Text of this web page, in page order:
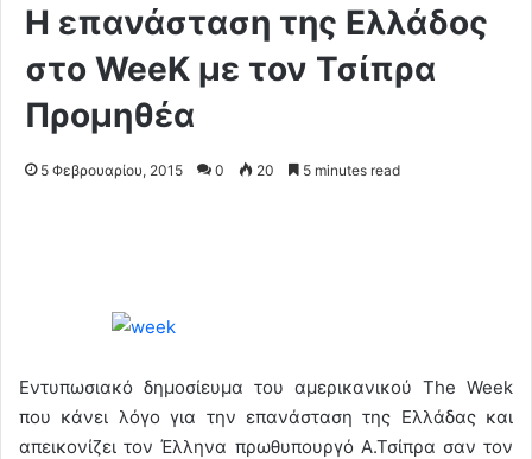
H επανάσταση της Ελλάδος
στο WeeK με τον Τσίπρα
Προμηθέα
5 Φεβρουαρίου, 2015 0 20 5 minutes read
Εντυπωσιακό δημοσίευμα του αμερικανικού The Week
που κάνει λόγο για την επανάσταση της Ελλάδας και
απεικονίζει τον Έλληνα πρωθυπουργό Α.Τσίπρα σαν τον